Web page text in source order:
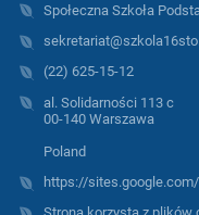
Społeczna Szkoła
(22) 625-15-12
al. Solidarności 113 c
00-140 Warszawa
Poland
https://